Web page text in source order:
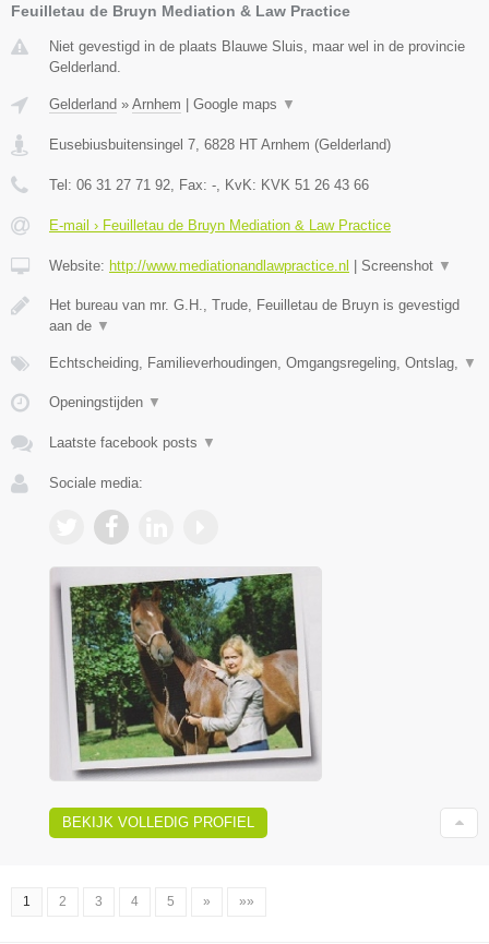
Feuilletau de Bruyn Mediation & Law Practice
Niet gevestigd in de plaats Blauwe Sluis, maar wel in de provincie
Gelderland.
Gelderland » Arnhem Google maps ▼
Eusebiusbuitensingel 7 6828 HT Arnhem (Gelderland)
Tel: 06 31 27 71 92 , Fax: - , KvK: KVK 51 26 43 66
E-mail › Feuilletau de Bruyn Mediation & Law Practice
Website: http://www.mediationandlawpractice.nl Screenshot ▼
Het bureau van mr. G.H., Trude, Feuilletau de Bruyn is gevestigd
aan de ▼
Echtscheiding, Familieverhoudingen, Omgangsregeling, Ontslag, ▼
Openingstijden ▼
Laatste facebook posts ▼
Sociale media:
BEKIJK VOLLEDIG PROFIEL
1 2 3 4 5 » »»